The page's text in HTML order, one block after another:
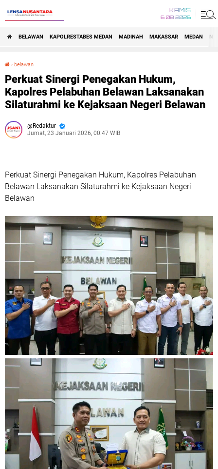
KAMIS
6 08 2026
BELAWAN KAPOLRESTABES MEDAN MADINAH MAKASSAR MEDAN
› belawan
Perkuat Sinergi Penegakan Hukum,
Kapolres Pelabuhan Belawan Laksanakan
Silaturahmi ke Kejaksaan Negeri Belawan
Redaktur
Jumat, 23 Januari 2026, 00:47 WIB
Perkuat Sinergi Penegakan Hukum, Kapolres Pelabuhan
Belawan Laksanakan Silaturahmi ke Kejaksaan Negeri
Belawan